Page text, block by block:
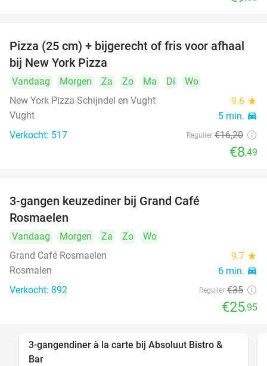
48%
Pizza (25 cm) + bijgerecht of fris voor afhaal
bij New York Pizza
Vandaag Morgen Za Zo Ma Di
Wo
New York Pizza Schijndel en Vught
9.6 star
Vught 5 min. directions_car
Verkocht: 517 Regulier €16,20
€8,49
3-gangen keuzediner bij Grand Café
Rosmaelen
Vandaag Morgen Za Zo
Wo
Grand Café Rosmaelen
9.7 star
Rosmalen 6 min. directions_car
Verkocht: 892 Regulier €35
€25,95
37%
3-gangendiner à la carte bij Absoluut Bistro &
Bar